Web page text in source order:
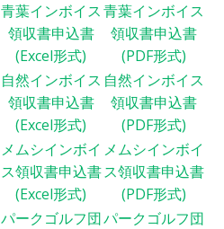
青葉インボイス
領収書申込書
(Excel形式)
青葉インボイス
領収書申込書
(PDF形式)
自然インボイス
領収書申込書
(Excel形式)
自然インボイス
領収書申込書
(PDF形式)
メムシインボイ
ス領収書申込書
(Excel形式)
メムシインボイ
ス領収書申込書
(PDF形式)
パークゴルフ団パークゴルフ団